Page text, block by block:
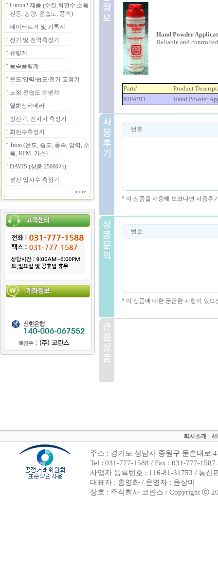
Lutron2 제품 (수질,회전수,소음
진동, 광량, 온습도, 풍속)
데이터로거 및 기록계
전기 및 전력측정기
유량계
풍속풍량계
온도/압력/습도/전기 교정기
노점,온습도,수분계
열화상카메라
정전기, 전자파 측정기
회전수측정기
Testo (온도, 습도, 풍속, 압력, 소
음, RPM, 가스)
DAVIS (상품 25000개)
분진 입자수 측정기
more
Hand Powder
Reliable and
Part#
Product
MP-PB1
Hand Powder
번호
* 이 상품을 사용해 보셨다면 사용후
번호
* 이 상품에 대한 궁금한 사항이 있
회사소개
주소 : 경기도 성남시 중원구 둔촌대로
Tel : 031-777-1588 / Fax : 031-777-
사업자 등록번호 : 116-81-31753 / 통신
대표자 : 홍영화 / 운영자 : 윤상미
상호 : 주식회사 코린스 / Copyright ⓒ